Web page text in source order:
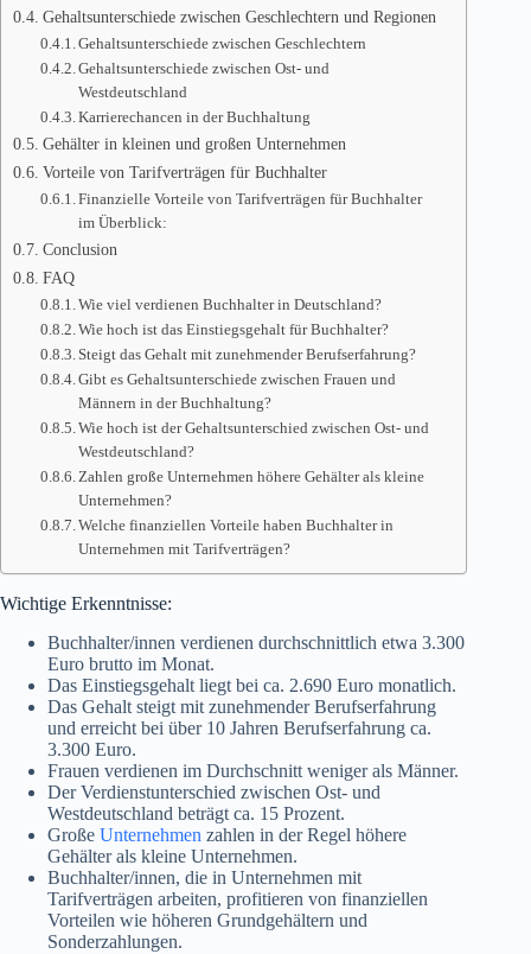
Gehaltsunterschiede zwischen Geschlechtern und Regionen
Gehaltsunterschiede zwischen Geschlechtern
Gehaltsunterschiede zwischen Ost- und
Westdeutschland
Karrierechancen in der Buchhaltung
Gehälter in kleinen und großen Unternehmen
Vorteile von Tarifverträgen für Buchhalter
Finanzielle Vorteile von Tarifverträgen für Buchhalter
im Überblick:
Conclusion
FAQ
Wie viel verdienen Buchhalter in Deutschland?
Wie hoch ist das Einstiegsgehalt für Buchhalter?
Steigt das Gehalt mit zunehmender Berufserfahrung?
Gibt es Gehaltsunterschiede zwischen Frauen und
Männern in der Buchhaltung?
Wie hoch ist der Gehaltsunterschied zwischen Ost- und
Westdeutschland?
Zahlen große Unternehmen höhere Gehälter als kleine
Unternehmen?
Welche finanziellen Vorteile haben Buchhalter in
Unternehmen mit Tarifverträgen?
Wichtige Erkenntnisse:
Buchhalter/innen verdienen durchschnittlich etwa 3.300
Euro brutto im Monat.
Das Einstiegsgehalt liegt bei ca. 2.690 Euro monatlich.
Das Gehalt steigt mit zunehmender Berufserfahrung
und erreicht bei über 10 Jahren Berufserfahrung ca.
3.300 Euro.
Frauen verdienen im Durchschnitt weniger als Männer.
Der Verdienstunterschied zwischen Ost- und
Westdeutschland beträgt ca. 15 Prozent.
Große Unternehmen zahlen in der Regel höhere
Gehälter als kleine Unternehmen.
Buchhalter/innen, die in Unternehmen mit
Tarifverträgen arbeiten, profitieren von finanziellen
Vorteilen wie höheren Grundgehältern und
Sonderzahlungen.